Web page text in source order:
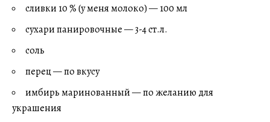
сливки 10 % (у меня молоко) — 100 мл
сухари панировочные — 3-4 ст.л.
соль
перец — по вкусу
имбирь маринованный — по желанию для
украшения